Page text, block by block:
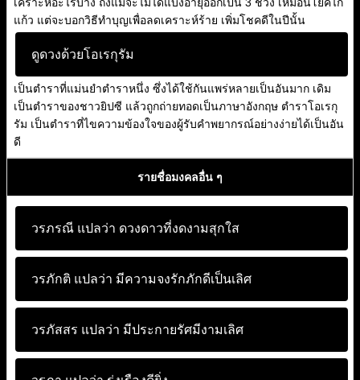
แก้ว แต่จะบอกวิธีทำบุญเพื่อลดเคราะห์ร้าย เพิ่มโชคดีในปีนั้น
ดูดวงด้วยโอเรกุรัม
เป็นตำราที่แม่นยำตำราหนึ่ง ซึ่งได้ใช้กันแพร่หลายเป็นอันมาก เดิม
เป็นตำราของชาวยิปซี แล้วถูกถ่ายทอดเป็นภาษาอังกฤษ ตำราโอเรกุ
รัม เป็นตำราที่ไขความข้องใจของผู้รับคำพยากรณ์อย่างง่ายได้เป็นอัน
ดี
รายชื่อมงคลอื่น ๆ
วรภรณี แปลว่า ดวงดาวที่งดงามสุกใส
วรภักติ แปลว่า มีความจงรักภักดีเป็นเลิศ
วรภัสสร แปลว่า มีประกายรัศมีงามเลิศ